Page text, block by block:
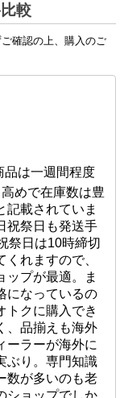
較
確認の上、購入のご
品は一週間程度
めで在庫数は豊
記載されていま
祝祭日も発送手
祭日は10時締切
れますので、
ップが最適。ま
になっているの
トクに購入でき
、品揃えも海外
ーラーが海外に
ぶり。専門知識
数が多いのも老
ショップでしか